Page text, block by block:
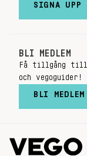
SIGNA UPP
BLI MEDLEM
Få tillgång till
och vegoguider!
BLI